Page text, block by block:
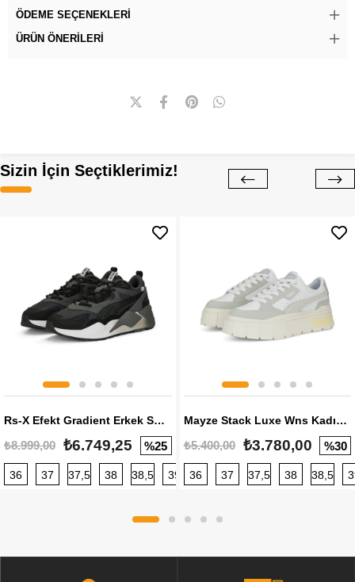
ÖDEME SEÇENEKLERI
ÜRÜN ÖNERILERI
Sizin İçin Seçtiklerimiz!
Rs-X Efekt Gradient Erkek Sneaker
₺8.999,00 ₺6.749,25 %25
36 37 37,5 38 38,5 39 40 40,5 41 42 42,5
Mayze Stack Luxe Wns Kadın Sneaker
₺5.400,00 ₺3.780,00 %30
36 37 37,5 38 38,5